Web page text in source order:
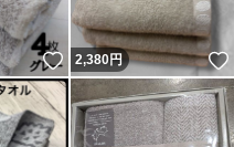
いいね！
2,380円